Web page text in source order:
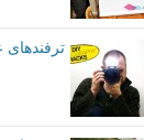
دارد.